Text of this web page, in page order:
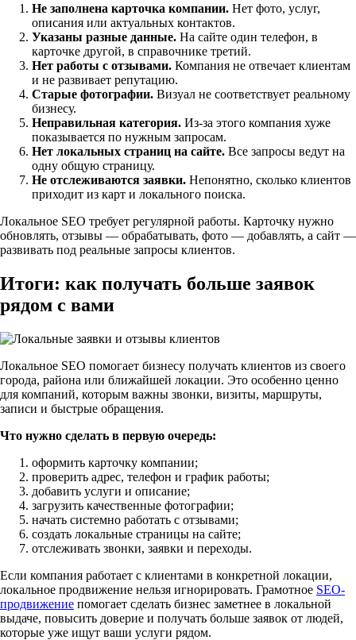
Не заполнена карточка компании. Нет фото, услуг,
описания или актуальных контактов.
Указаны разные данные. На сайте один телефон, в
карточке другой, в справочнике третий.
Нет работы с отзывами. Компания не отвечает клиентам
и не развивает репутацию.
Старые фотографии. Визуал не соответствует реальному
бизнесу.
Неправильная категория. Из-за этого компания хуже
показывается по нужным запросам.
Нет локальных страниц на сайте. Все запросы ведут на
одну общую страницу.
Не отслеживаются заявки. Непонятно, сколько клиентов
приходит из карт и локального поиска.
Локальное SEO требует регулярной работы. Карточку нужно
обновлять, отзывы — обрабатывать, фото — добавлять, а сайт —
развивать под реальные запросы клиентов.
Итоги: как получать больше заявок
рядом с вами
Локальное SEO помогает бизнесу получать клиентов из своего
города, района или ближайшей локации. Это особенно ценно
для компаний, которым важны звонки, визиты, маршруты,
записи и быстрые обращения.
Что нужно сделать в первую очередь:
оформить карточку компании;
проверить адрес, телефон и график работы;
добавить услуги и описание;
загрузить качественные фотографии;
начать системно работать с отзывами;
создать локальные страницы на сайте;
отслеживать звонки, заявки и переходы.
Если компания работает с клиентами в конкретной локации,
локальное продвижение нельзя игнорировать. Грамотное SEO-
продвижение помогает сделать бизнес заметнее в локальной
выдаче, повысить доверие и получать больше заявок от людей,
которые уже ищут ваши услуги рядом.